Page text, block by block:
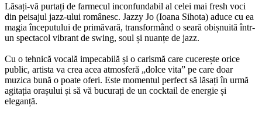
Lăsați-vă purtați de farmecul inconfundabil al celei mai fresh voci
din peisajul jazz-ului românesc. Jazzy Jo (Ioana Sihota) aduce cu ea
magia începutului de primăvară, transformând o seară obișnuită într-
un spectacol vibrant de swing, soul și nuanțe de jazz.
Cu o tehnică vocală impecabilă și o carismă care cucerește orice
public, artista va crea acea atmosferă „dolce vita” pe care doar
muzica bună o poate oferi. Este momentul perfect să lăsați în urmă
agitația orașului și să vă bucurați de un cocktail de energie și
eleganță.